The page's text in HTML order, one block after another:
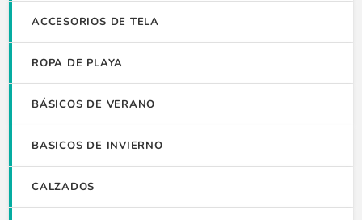
ACCESORIOS DE TELA
ROPA DE PLAYA
BÁSICOS DE VERANO
BASICOS DE INVIERNO
CALZADOS